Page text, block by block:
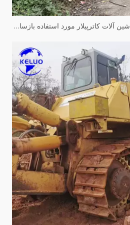
به حداکثر رساندن کارایی: ماشین آلات کاترپیلار مورد استفاده بازسازی شده